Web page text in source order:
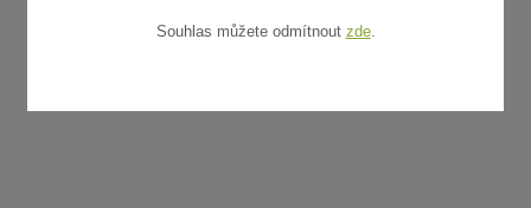
Souhlas můžete odmítnout zde.